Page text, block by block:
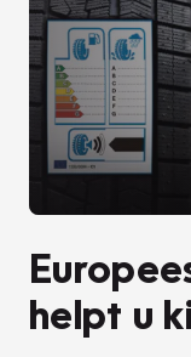
helpt u